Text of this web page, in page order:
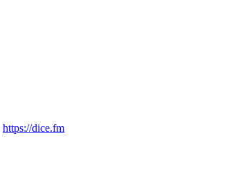
https://dice.fm